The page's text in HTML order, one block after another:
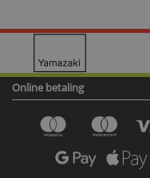
Online betaling